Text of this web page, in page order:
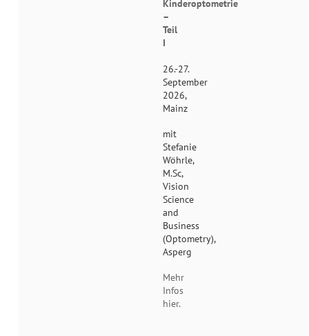
Kinderoptometrie
–
Teil
I
26.-27.
September
2026,
Mainz
mit
Stefanie
Wöhrle,
M.Sc,
Vision
Science
and
Business
(Optometry),
Asperg
Mehr
Infos
hier.